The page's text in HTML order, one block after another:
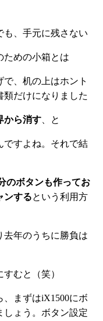
も、手元に残さない
ための小箱とは
、机の上はホント
類だけになりました
から消す 、と
ですよね。それで結
のボタンも作ってお
ンするという利用方
去年のうちに勝負は
むと（笑）
まずはiX1500にボ
しょう。ボタン設定